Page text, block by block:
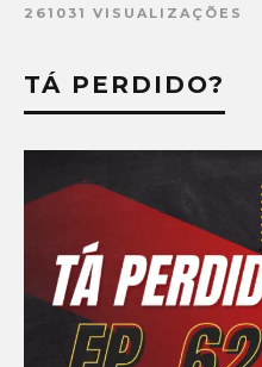
261031 VISUALIZAÇÕES
TÁ PERDIDO?